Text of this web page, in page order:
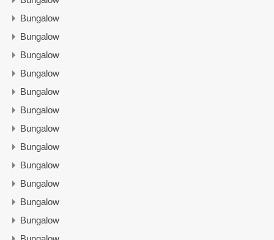
Bungalow
Bungalow
Bungalow
Bungalow
Bungalow
Bungalow
Bungalow
Bungalow
Bungalow
Bungalow
Bungalow
Bungalow